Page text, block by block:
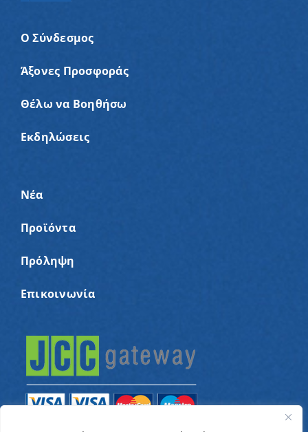
Ο Σύνδεσμος
Άξονες Προσφοράς
Θέλω να Βοηθήσω
Εκδηλώσεις
Νέα
Προϊόντα
Πρόληψη
Επικοινωνία